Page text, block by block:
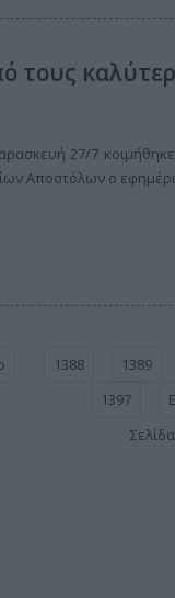
τους
27/7
Αποστόλων ο
1388 1389
1397